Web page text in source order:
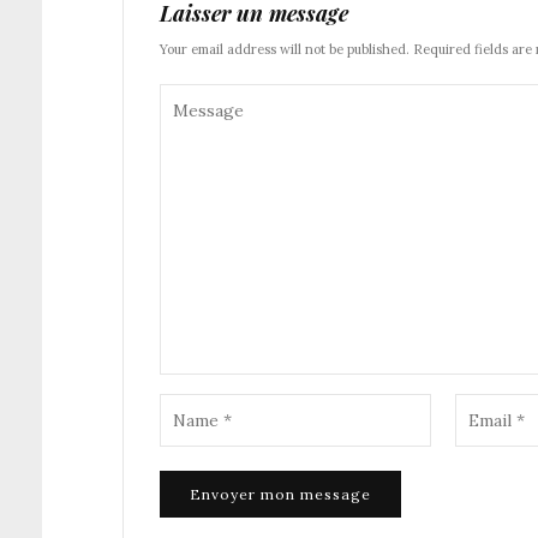
Laisser un message
Your email address will not be published. Required fields are